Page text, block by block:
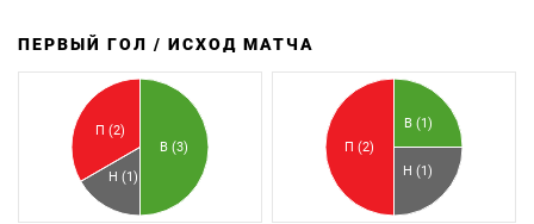
ПЕРВЫЙ ГОЛ / ИСХОД МАТЧА
В (3)
Н (1)
П (2) В (1)
Н (1)
П (2)